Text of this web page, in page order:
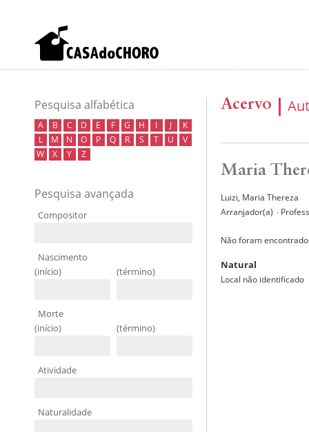
Pesquisa alfabética
A B C D E F G H I J
K
L
M N O P Q R S T U
V
W
X Y Z
Pesquisa avançada
Compositor
Nascimento
(início)
(término)
Morte
(início)
(término)
Atividade
Naturalidade
Acervo
Maria
Luizi, Maria Thereza
Arranjador(a) ∙
Não foram
Natural
Local não identificado